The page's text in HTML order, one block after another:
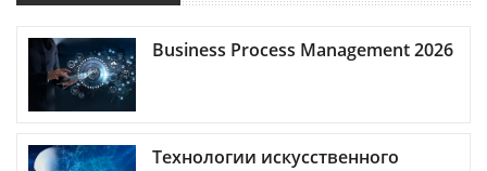
Business Process Management 2026
Технологии искусственного